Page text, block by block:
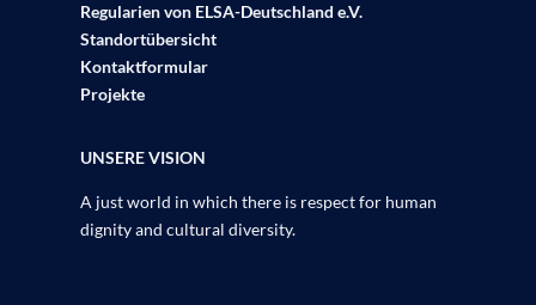
Regularien von ELSA-Deutschland e.V.
Standortübersicht
Kontaktformular
Projekte
UNSERE VISION
A just world in which there is respect for human
dignity and cultural diversity.